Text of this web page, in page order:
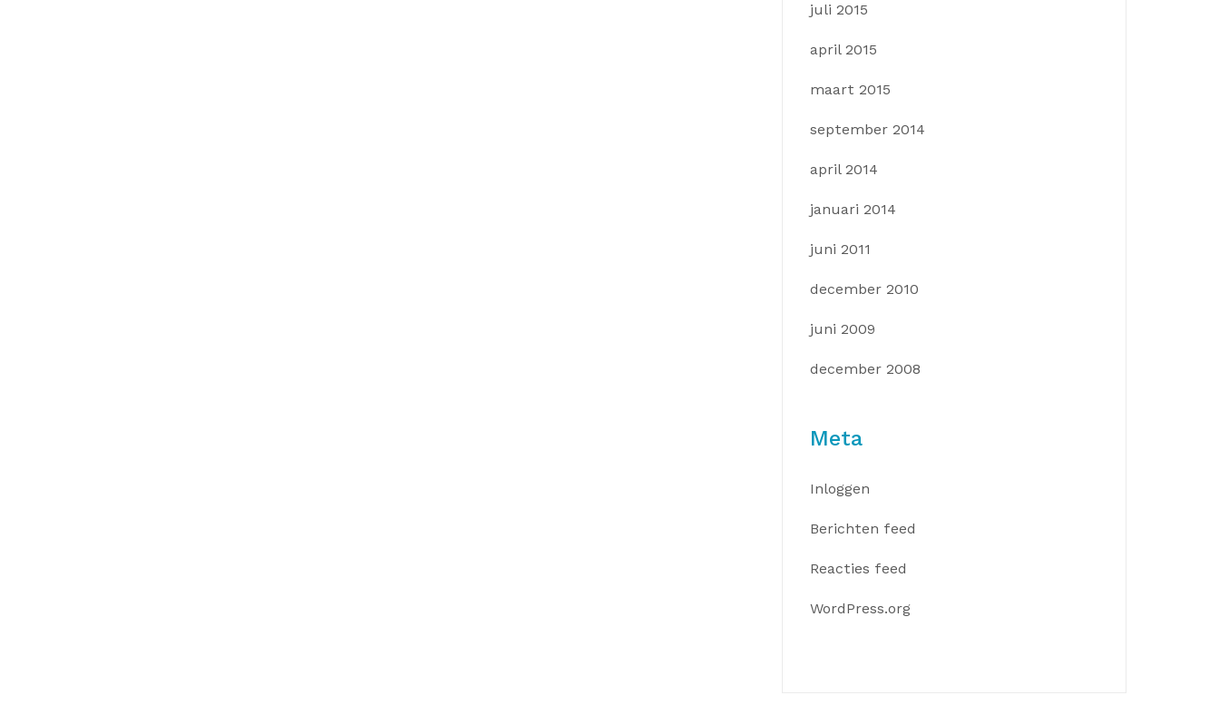
juli 2015
april 2015
maart 2015
september 2014
april 2014
januari 2014
juni 2011
december 2010
juni 2009
december 2008
Meta
Inloggen
Berichten feed
Reacties feed
WordPress.org